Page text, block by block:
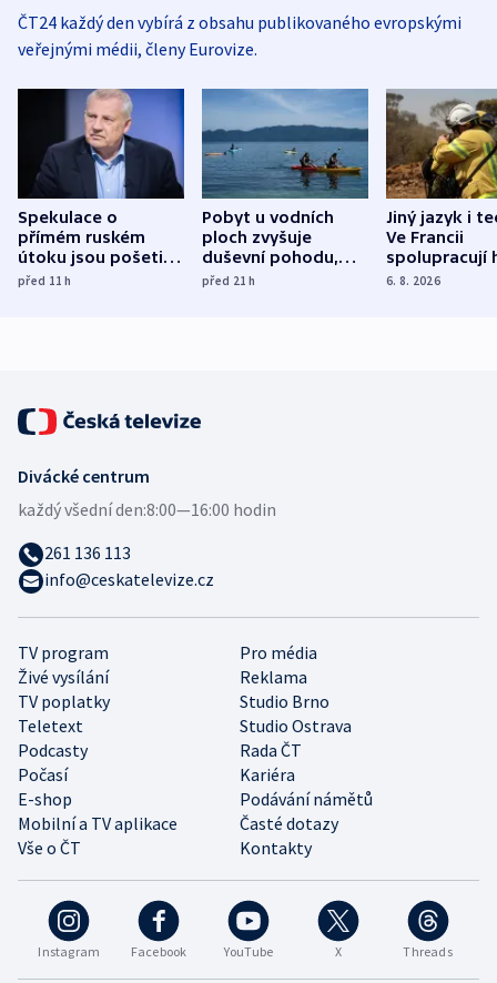
ČT24 každý den vybírá z obsahu publikovaného evropskými
veřejnými médii, členy Eurovize.
Spekulace o
přímém ruském
útoku jsou pošetilé,
míní estonský
před 11h
Pobyt u vodních
ploch zvyšuje
duševní pohodu,
ukázala
před 21h
Jiný jazyk i
Ve Francii
spolupracují
různých zemí
6. 8. 2026
Instagram Facebook YouTube X Threads
TV program
Pro média
Živé vysílání
Reklama
TV poplatky
Studio Brno
Teletext
Studio Ostrava
Podcasty
Rada ČT
Počasí
Kariéra
E-shop
Podávání námětů
Mobilní a TV aplikace
Časté dotazy
Vše o ČT
Kontakty
Divácké centrum
každý všední den:8:00—16:00 hodin
261 136 113
info@ceskatelevize.cz